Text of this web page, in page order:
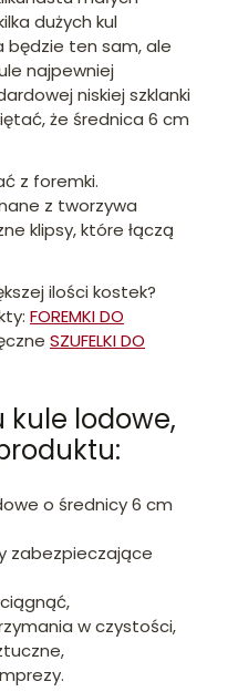
dużych kul
będzie ten sam, ale
najpewniej
niskiej szklanki
że średnica 6 cm
z foremki.
z tworzywa
klipsy, które łączą
ilości kostek?
FOREMKI DO
SZUFELKI DO
kule lodowe,
o średnicy 6 cm
zabezpieczające
w czystości,